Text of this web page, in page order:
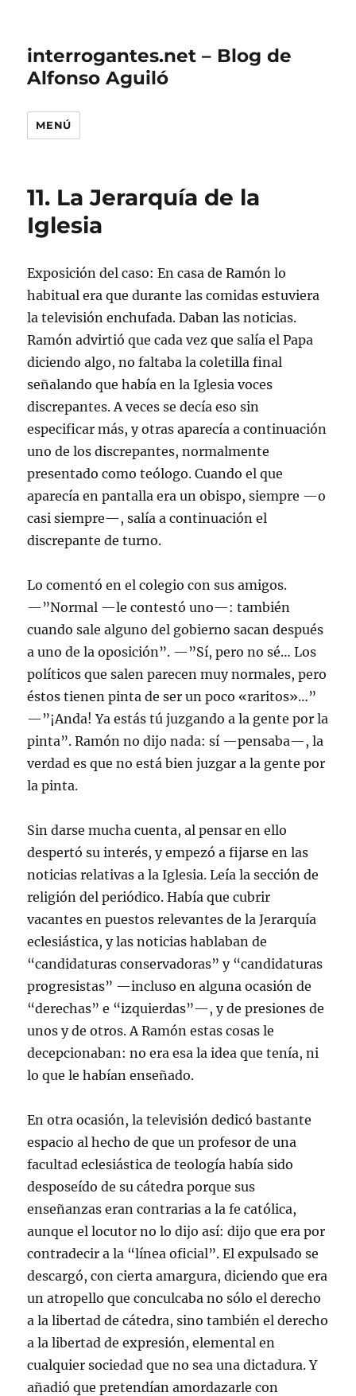
interrogantes.net – Blog de
Alfonso Aguiló
MENÚ
11. La Jerarquía de la
Iglesia
Exposición del caso: En casa de Ramón lo
habitual era que durante las comidas estuviera
la televisión enchufada. Daban las noticias.
Ramón advirtió que cada vez que salía el Papa
diciendo algo, no faltaba la coletilla final
señalando que había en la Iglesia voces
discrepantes. A veces se decía eso sin
especificar más, y otras aparecía a continuación
uno de los discrepantes, normalmente
presentado como teólogo. Cuando el que
aparecía en pantalla era un obispo, siempre —o
casi siempre—, salía a continuación el
discrepante de turno.
Lo comentó en el colegio con sus amigos.
—”Normal —le contestó uno—: también
cuando sale alguno del gobierno sacan después
a uno de la oposición”. —”Sí, pero no sé… Los
políticos que salen parecen muy normales, pero
éstos tienen pinta de ser un poco «raritos»…”
—”¡Anda! Ya estás tú juzgando a la gente por la
pinta”. Ramón no dijo nada: sí —pensaba—, la
verdad es que no está bien juzgar a la gente por
la pinta.
Sin darse mucha cuenta, al pensar en ello
despertó su interés, y empezó a fijarse en las
noticias relativas a la Iglesia. Leía la sección de
religión del periódico. Había que cubrir
vacantes en puestos relevantes de la Jerarquía
eclesiástica, y las noticias hablaban de
“candidaturas conservadoras” y “candidaturas
progresistas” —incluso en alguna ocasión de
“derechas” e “izquierdas”—, y de presiones de
unos y de otros. A Ramón estas cosas le
decepcionaban: no era esa la idea que tenía, ni
lo que le habían enseñado.
En otra ocasión, la televisión dedicó bastante
espacio al hecho de que un profesor de una
facultad eclesiástica de teología había sido
desposeído de su cátedra porque sus
enseñanzas eran contrarias a la fe católica,
aunque el locutor no lo dijo así: dijo que era por
contradecir a la “línea oficial”. El expulsado se
descargó, con cierta amargura, diciendo que era
un atropello que conculcaba no sólo el derecho
a la libertad de cátedra, sino también el derecho
a la libertad de expresión, elemental en
cualquier sociedad que no sea una dictadura. Y
añadió que pretendían amordazarle con